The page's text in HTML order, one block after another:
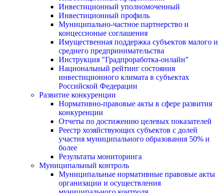
Инвестиционный уполномоченный
Инвестиционный профиль
Муниципально-частное партнерство и
концессионые соглашения
Имущественная поддержка субъектов малого и
среднего предпринимательства
Инструкция "Градпроработка-онлайн"
Национальный рейтинг состояния
инвестиционного климата в субъектах
Российской Федерации
Развитие конкуренции
Нормативно-правовые акты в сфере развития
конкуренции
Отчеты по достижению целевых показателей
Реестр хозяйствующих субъектов с долей
участия муниципального образования 50% и
более
Результаты мониторинга
Муниципальный контроль
Муниципальные нормативные правовые акты
организации и осуществления